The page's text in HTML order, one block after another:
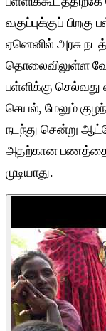
வகுப்புக்குப்
ஏனெனில் அரசு
தொலைவிலுள்ள
பள்ளிக்கு
செயல், மேலும்
நடந்து சென்று
அதற்கான
முடியாது.